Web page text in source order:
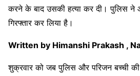
करने के बाद उसकी हत्या कर दी। पुलिस ने
गिरफ्तार कर लिया है।
Written by Himanshi Prakash ,
शुक्रवार को जब पुलिस और परिजन बच्ची